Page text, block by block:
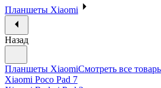
Планшеты Xiaomi
Назад
Планшеты XiaomiСмотреть все
Xiaomi Poco Pad 7